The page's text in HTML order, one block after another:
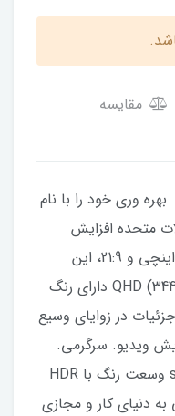
مقایسه
وری خود را با نام
متحده افزایش
دهید با نسبت صفحه نمایش 34 اینچی و 21:9، این
صفحه نمایش منحنی QHD (3440x1440) VA دارای رنگ
در زوایای وسیع
ویدیو. سرگرمی.
روشن و جسور. پوشش sRGB 99% وسعت رنگ با HDR
نیت روشنایی به دنیای کار و مجازی